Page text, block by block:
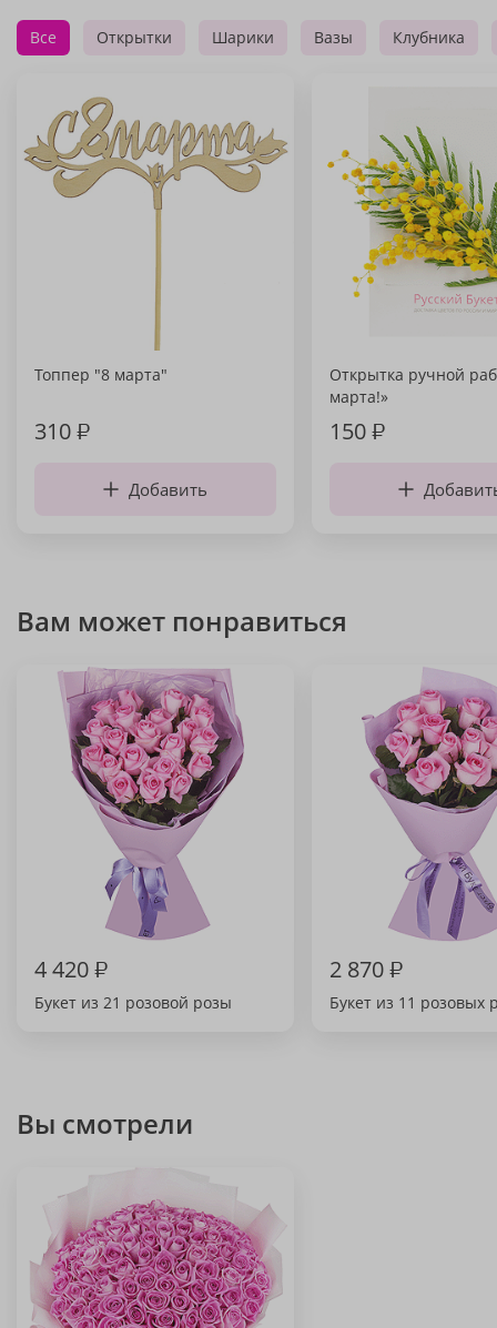
Все Открытки Шарики Вазы Клубника
Топпер "8 марта"
310₽
Добавить
Открытка ручной
марта!»
150₽
Вам может понравиться
4 420₽
Букет из 21 розовой розы
2 870₽
Букет из 11 розовых
Вы смотрели